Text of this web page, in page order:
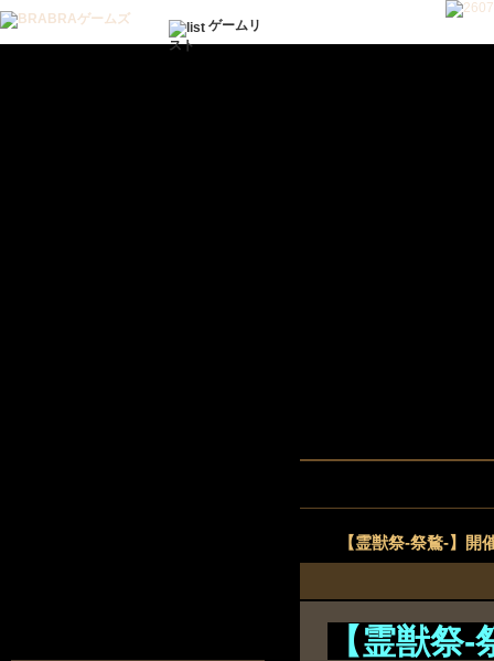
ゲームリ
スト
【霊獣祭‐祭鶩‐】開
【霊獣祭